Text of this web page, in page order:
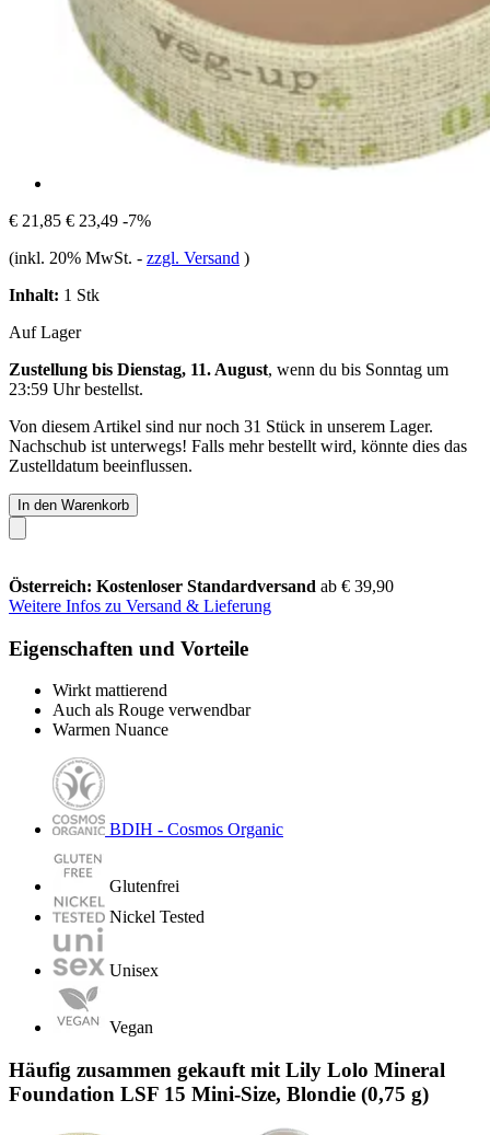
€ 21,85 € 23,49 -7%
(inkl. 20% MwSt. - zzgl. Versand )
Inhalt: 1 Stk
Auf Lager
Zustellung bis Dienstag, 11. August, wenn du bis Sonntag um
23:59 Uhrbestellst.
Von diesem Artikel sind nur noch 31 Stück in unserem Lager.
Nachschub ist unterwegs! Falls mehr bestellt wird, könnte dies das
Zustelldatum beeinflussen.
In den Warenkorb
Österreich: Kostenloser Standardversand ab € 39,90
Weitere Infos zu Versand & Lieferung
Eigenschaften und Vorteile
Wirkt mattierend
Auch als Rouge verwendbar
Warmen Nuance
BDIH - Cosmos Organic
Glutenfrei
Nickel Tested
Unisex
Vegan
Häufig zusammen gekauft mit Lily Lolo Mineral
Foundation LSF 15 Mini-Size, Blondie (0,75 g)